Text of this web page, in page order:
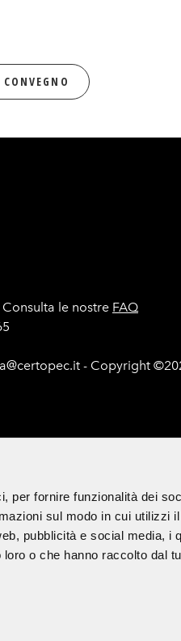
per fornire funzionalità dei
sul modo in cui utilizzi
pubblicità e social media, i
o che hanno raccolto dal
le nostre FAQ
- Copyright
commerciale.